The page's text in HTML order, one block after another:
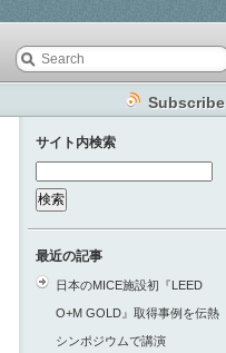
Subscribe
サイト内検索
索:
最近の記事
日本のMICE施設初『LEED
O+M GOLD』取得事例を伝熱
シンポジウムで講演